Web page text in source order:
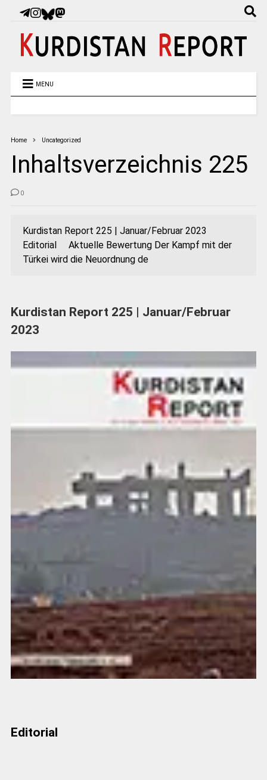
MENU
Home Uncategorized
Inhaltsverzeichnis 225
0
Kurdistan Report 225 | Januar/Februar 2023
Editorial Aktuelle Bewertung Der Kampf mit der
Türkei wird die Neuordnung de
Kurdistan Report 225 | Januar/Februar
2023
Editorial